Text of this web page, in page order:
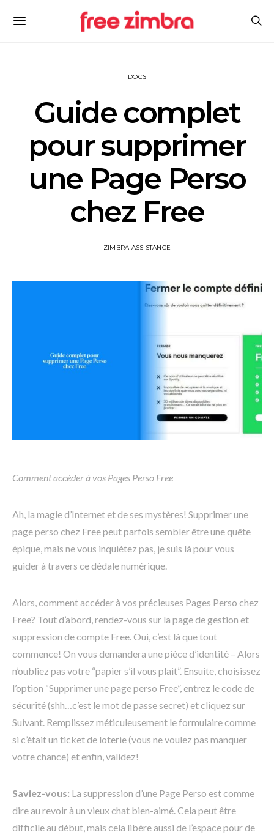
DOCS
Guide complet
pour supprimer
une Page Perso
chez Free
ZIMBRA ASSISTANCE
Comment accéder à vos Pages Perso Free
Ah, la magie d’Internet et de ses mystères! Supprimer une
page perso chez Free peut parfois sembler être une quête
épique, mais ne vous inquiétez pas, je suis là pour vous
guider à travers ce dédale numérique.
Alors, comment accéder à vos précieuses Pages Perso chez
Free? Tout d’abord, rendez-vous sur la page de gestion et
suppression de compte Free. Oui, c’est là que tout
commence! On vous demandera une pièce d’identité – Alors
n’oubliez pas votre “papier s’il vous plait”. Ensuite, choisissez
l’option “Supprimer une page perso Free”, entrez le code de
sécurité (shh…c’est le mot de passe secret) et cliquez sur
Suivant. Remplissez méticuleusement le formulaire comme
si c’était un ticket de loterie (vous ne voulez pas manquer
votre chance) et enfin, validez!
Saviez-vous: La suppression d’une Page Perso est comme
dire au revoir à un vieux chat bien-aimé. Cela peut être
difficile au début, mais cela libère aussi de l’espace pour de